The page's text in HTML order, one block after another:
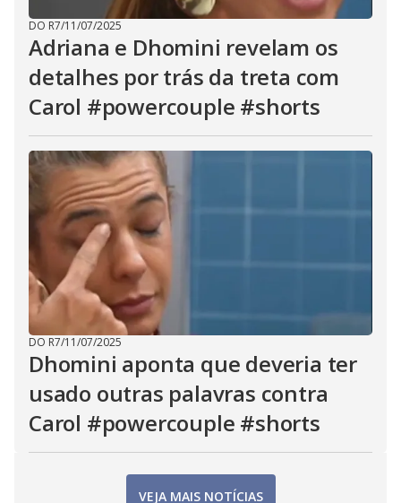
DO R7/11/07/2025
Adriana e Dhomini revelam os
detalhes por trás da treta com
Carol #powercouple #shorts
DO R7/11/07/2025
Dhomini aponta que deveria ter
usado outras palavras contra
Carol #powercouple #shorts
VEJA MAIS NOTÍCIAS